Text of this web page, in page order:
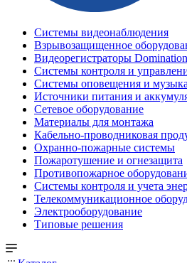
Системы видеонаблюдения
Взрывозащищенное
Видеорегистраторы Domination
Системы контроля и
Системы оповещения и
Источники питания и
Сетевое оборудование
Материалы для монтажа
Кабельно-проводниковая
Охранно-пожарные системы
Пожаротушение и огнезащита
Противопожарное
Системы контроля и учета
Телекоммуникационное
Электрооборудование
Типовые решения